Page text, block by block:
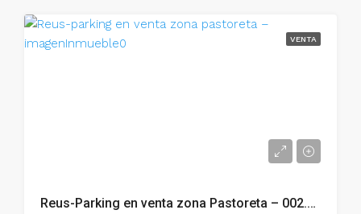
VENTA
Reus-Parking en venta zona Pastoreta – 002.06239